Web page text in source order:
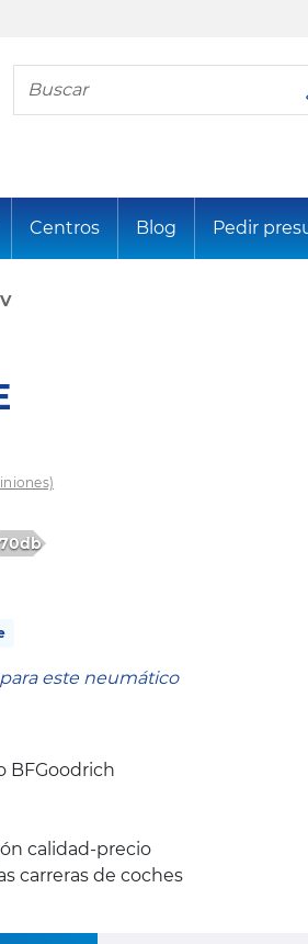
Busca tu neumático
Centros Blog Pedir
70db
este neumático
BFGoodrich
calidad-precio
carreras de coches